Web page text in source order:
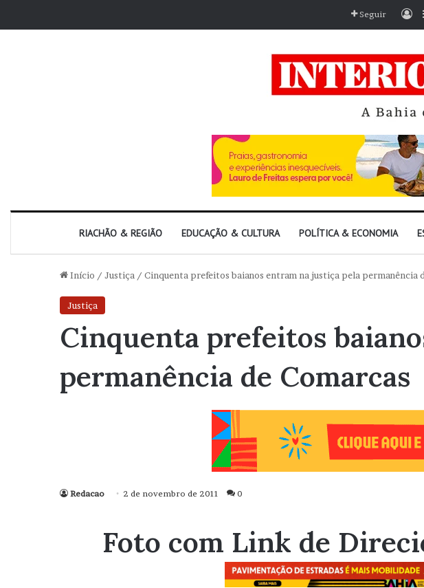
Seguir
RIACHÃO & REGIÃO EDUCAÇÃO & CULTURA POLÍTICA & ECONOMIA
Início / Justiça / Cinquenta prefeitos baianos entram na justiça pela permanência
Justiça
Cinquenta prefeitos
permanência de Comarcas
Redacao 2 de novembro de 2011 0
Foto com Link de